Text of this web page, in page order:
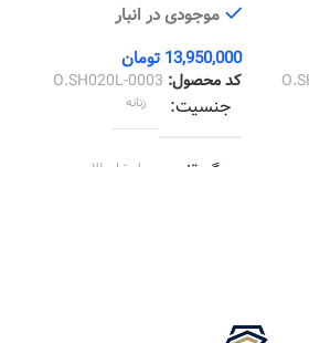
موجودی در انبار
13,950,000 تومان
کد محصول: O.SH020L-0003
جنسیت زنانه
رنگ قاب استیل طلایی